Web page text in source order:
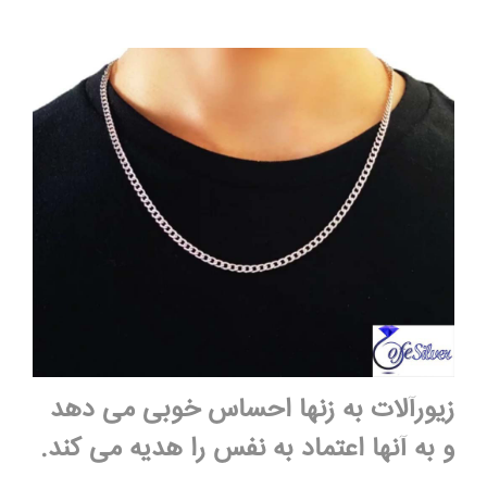
زیورآلات به زنها احساس خوبی می دهد
و به آنها اعتماد به نفس را هدیه می کند.